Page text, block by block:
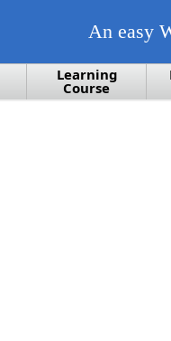
An easy
Learning
Course